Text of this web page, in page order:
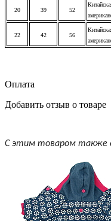
20 39 52
22 42 56
Оплата
Добавить отзыв о товаре
С этим товаром также